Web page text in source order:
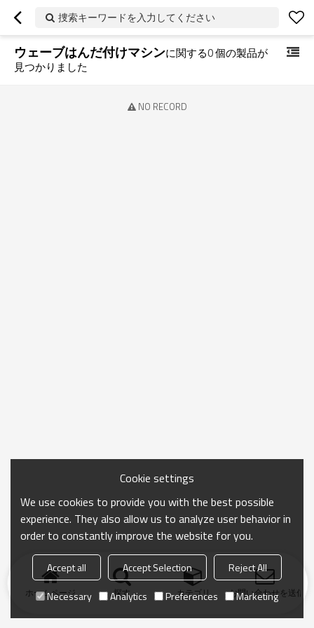
捜索キーワードを入力してください
ウェーブはんだ付けマシンに関する0個の製品が
見つかりました
NO RECORD
ホームページ 探す カテゴリ お問い合わせを送信
Cookie settings
We use cookies to provide you with the best possible
experience. They also allow us to analyze user behavior in
order to constantly improve the website for you.
Accept all Accept Selection
Reject All
Necessary
Analytics Preferences Marketing